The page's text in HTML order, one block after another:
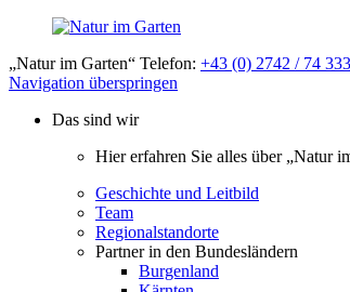
„Natur im Garten“ Telefon: +43 (0) 2742 / 74 333
Navigation überspringen
Das sind wir
Hier erfahren Sie alles über „Natur
Geschichte und Leitbild
Team
Regionalstandorte
Partner in den Bundesländern
Burgenland